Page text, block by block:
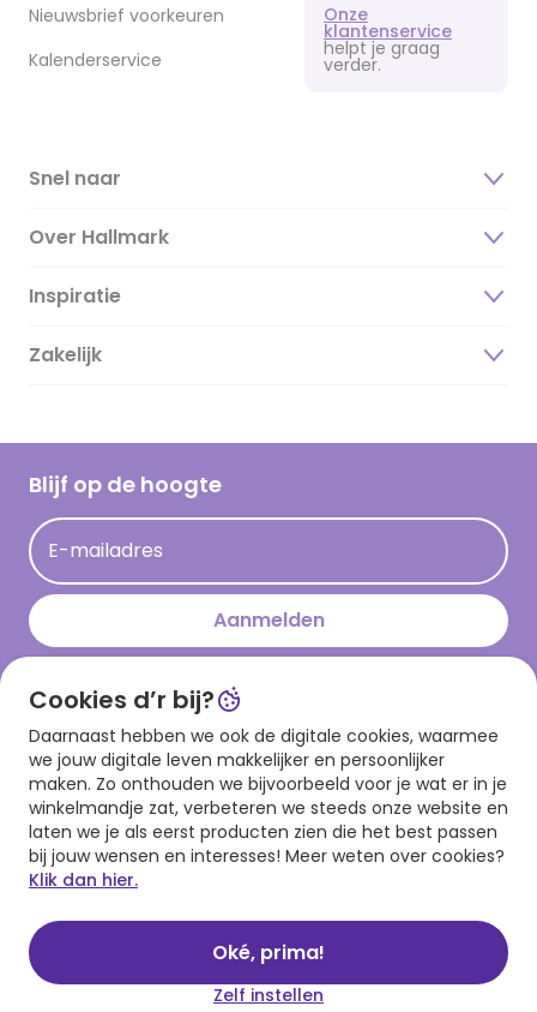
Nieuwsbrief voorkeuren
Kalenderservice
Onze
klantenservice
helpt je graag
verder.
Snel naar
Over Hallmark
Over ons
Duurzaamheid
Hallmark Kaartclub
Acties
Persberichten
Hallmark en Kinderpostzegels
Inspiratie
Magazine
Cadeau inspiratie
Kaartinspiratie
Zakelijk
Blijf op de hoogte
E-mailadres
Aanmelden
Download onze app
Cookies d’r bij?
Daarnaast hebben we ook de digitale cookies, waarmee
we jouw digitale leven makkelijker en persoonlijker
maken. Zo onthouden we bijvoorbeeld voor je wat er in je
winkelmandje zat, verbeteren we steeds onze website en
laten we je als eerst producten zien die het best passen
bij jouw wensen en interesses! Meer weten over cookies?
Klik dan hier.
Oké, prima!
Zelf instellen